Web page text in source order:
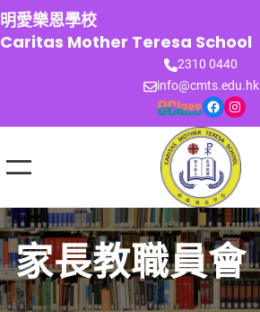
跳
至
主
明愛樂恩學校
Caritas Mother Teresa School
2310 0440
info@cmts.edu.hk
Facebook Instagram
家長教職員會